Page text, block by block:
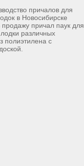
причалов для
в Новосибирске
продажу причал паук для
различных
полиэтилена с